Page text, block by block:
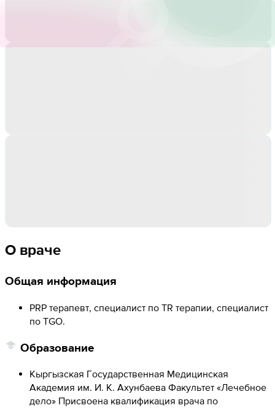
О враче
Общая информация
PRP терапевт, специалист по TR терапии, специалист
по TGO.
Образование
Кыргызская Государственная Медицинская
Академия им. И. К. Ахунбаева Факультет «Лечебное
дело» Присвоена квалификация врача по